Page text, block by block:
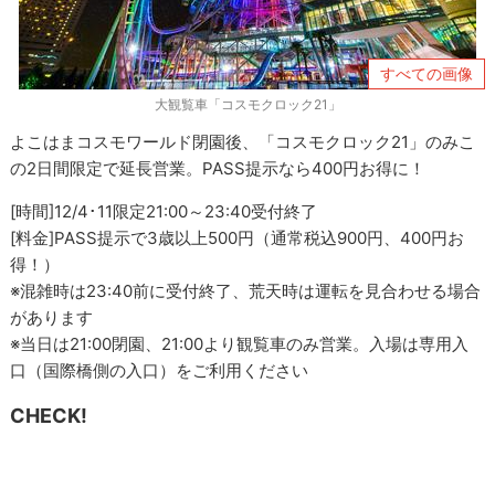
すべての画像
大観覧車「コスモクロック21」
よこはまコスモワールド閉園後、「コスモクロック21」のみこ
の2日間限定で延長営業。PASS提示なら400円お得に！
[時間]12/4･11限定21:00～23:40受付終了
[料金]PASS提示で3歳以上500円（通常税込900円、400円お
得！）
※混雑時は23:40前に受付終了、荒天時は運転を見合わせる場合
があります
※当日は21:00閉園、21:00より観覧車のみ営業。入場は専用入
口（国際橋側の入口）をご利用ください
CHECK!